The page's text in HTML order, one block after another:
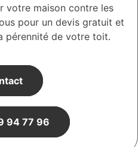
votre maison contre les
pour un devis gratuit et
pérennité de votre toit.
94 77 96